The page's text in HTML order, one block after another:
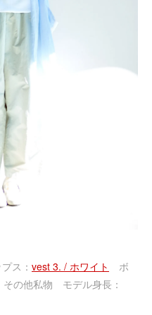
ス： vest 3. / ホワイト
ボ
その他私物 モデル身長：